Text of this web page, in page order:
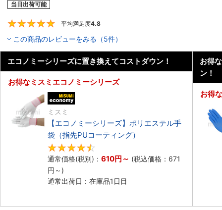
当日出荷可能
平均満足度4.8
この商品のレビューをみる（5件）
エコノミーシリーズに置き換えてコストダウン！
お得なミスミエコノミーシリーズ
ミスミ
【エコノミーシリーズ】ポリエステル手
袋（指先PUコーティング）
通常価格(税別)： 610円 ～ (税込価格： 671
円 ～)
通常出荷日：在庫品1日目
お得
ン！
お得